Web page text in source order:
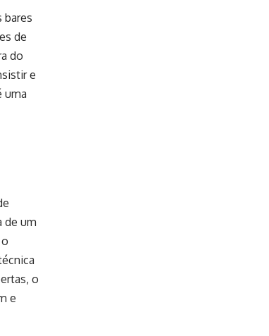
bares
de
do
e
uma
de um
o
e